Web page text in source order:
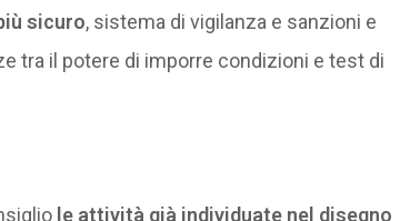
sicuro, sistema di vigilanza e sanzioni e
tra il potere di imporre condizioni e test di
le attività già individuate nel disegno